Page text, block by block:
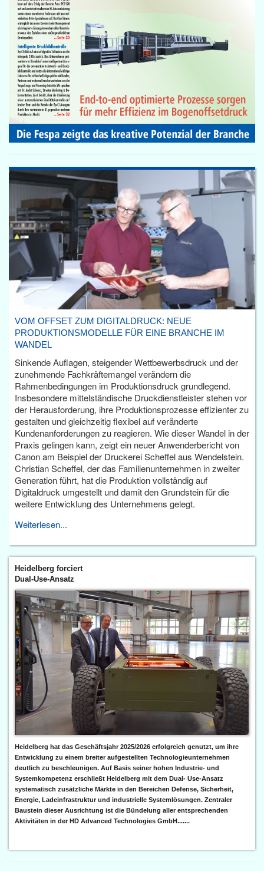
VOM OFFSET ZUM DIGITALDRUCK: NEUE
PRODUKTIONSMODELLE FÜR EINE BRANCHE IM
WANDEL
Sinkende Auflagen, steigender Wettbewerbsdruck und der
zunehmende Fachkräftemangel verändern die
Rahmenbedingungen im Produktionsdruck grundlegend.
Insbesondere mittelständische Druckdienstleister stehen vor
der Herausforderung, ihre Produktionsprozesse effizienter zu
gestalten und gleichzeitig flexibel auf veränderte
Kundenanforderungen zu reagieren. Wie dieser Wandel in der
Praxis gelingen kann, zeigt ein neuer Anwenderbericht von
Canon am Beispiel der Druckerei Scheffel aus Wendelstein.
Christian Scheffel, der das Familienunternehmen in zweiter
Generation führt, hat die Produktion vollständig auf
Digitaldruck umgestellt und damit den Grundstein für die
weitere Entwicklung des Unternehmens gelegt.
Weiterlesen...
Heidelberg forciert
Dual-Use-Ansatz
Heidelberg hat das Geschäftsjahr 2025/2026 erfolgreich genutzt, um ihre
Entwicklung zu einem breiter aufgestellten Technologieunternehmen
deutlich zu beschleunigen. Auf Basis seiner hohen Industrie- und
Systemkompetenz erschließt Heidelberg mit dem Dual- Use-Ansatz
systematisch zusätzliche Märkte in den Bereichen Defense, Sicherheit,
Energie, Ladeinfrastruktur und industrielle Systemlösungen. Zentraler
Baustein dieser Ausrichtung ist die Bündelung aller entsprechenden
Aktivitäten in der HD Advanced Technologies GmbH.......